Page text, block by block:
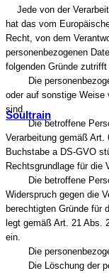
Soultrain
Jede von der
hat das vom
Recht, von dem
personenbezogenen
folgenden Gründe
Die
oder auf sonstige Weise
sind.
Die betroffene Person
Verarbeitung gemäß
Buchstabe a DS-GVO
Rechtsgrundlage für die
Die betroffene
Widerspruch gegen die
berechtigten Gründe für
legt gemäß Art. 21 Abs.
ein.
Die
Die Löschung der